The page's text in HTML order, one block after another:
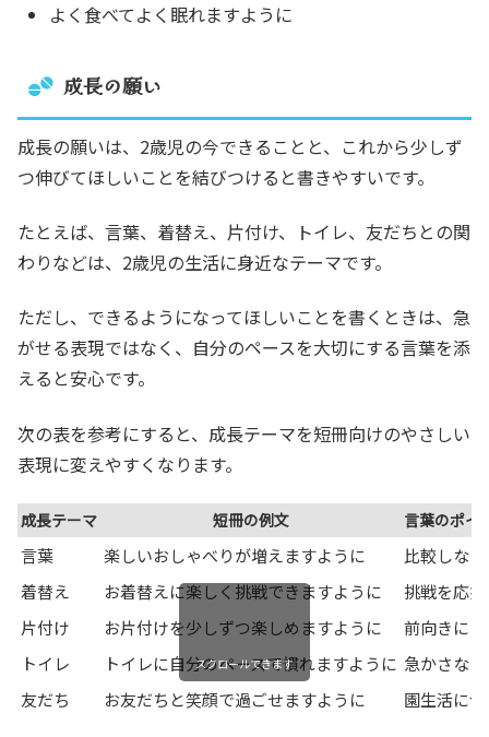
よく食べてよく眠れますように
成長の願い
成長の願いは、2歳児の今できることと、これから少しず
つ伸びてほしいことを結びつけると書きやすいです。
たとえば、言葉、着替え、片付け、トイレ、友だちとの関
わりなどは、2歳児の生活に身近なテーマです。
ただし、できるようになってほしいことを書くときは、急
がせる表現ではなく、自分のペースを大切にする言葉を添
えると安心です。
次の表を参考にすると、成長テーマを短冊向けのやさしい
表現に変えやすくなります。
成長テーマ 短冊の例文 言葉のポイ
言葉 楽しいおしゃべりが増えますように
比較しない
着替え
お着替えに楽しく挑戦できますように
挑戦を応援
片付け
お片付けを少しずつ楽しめますように
前向きに
トイレ
トイレに自分のペースで慣れますように 急かさない
友だち
お友だちと笑顔で過ごせますように 園生活に
スクロールできます